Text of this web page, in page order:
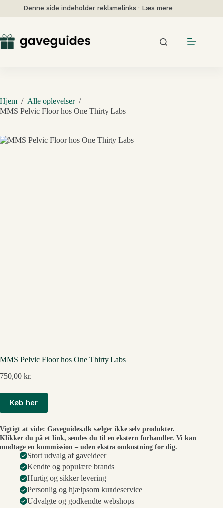
Denne side indeholder reklamelinks · Læs mere
Hjem / Alle oplevelser /
MMS Pelvic Floor hos One Thirty Labs
MMS Pelvic Floor hos One Thirty Labs
750,00 kr.
Køb her
Vigtigt at vide: Gaveguides.dk sælger ikke selv produkter.
Klikker du på et link, sendes du til en ekstern forhandler. Vi kan
modtage en kommission – uden ekstra omkostning for dig.
Stort udvalg af gaveideer
Kendte og populære brands
Hurtig og sikker levering
Personlig og hjælpsom kundeservice
Udvalgte og godkendte webshops